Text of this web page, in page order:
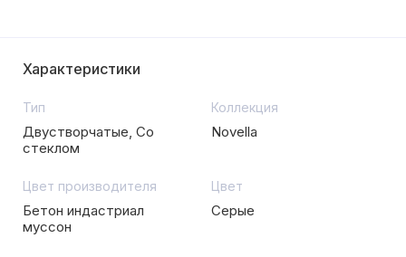
Характеристики
Тип
Двустворчатые, Со
стеклом
Коллекция
Novella
Цвет производителя
Бетон индастриал
муссон
Цвет
Серые